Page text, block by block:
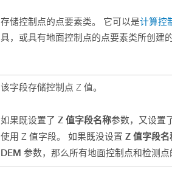
存储控制点的点要素类。 它可以是计算控
具，或具有地面控制点的点要素类所创建
该字段存储控制点 Z 值。
如果既设置了Z 值字段名称参数，又设置
使用 Z 值字段。 如果既没设置Z 值字段名
DEM 参数，那么所有地面控制点和检测点